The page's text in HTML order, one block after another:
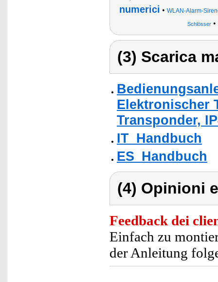
numerici • WLAN-Alarm-
Schlösser •
(3) Scarica
Elektronischer
Transponder,
IT_Handbuch
ES_Handbuch
(4) Opinioni
Feedback dei
Einfach zu
der Anleitung